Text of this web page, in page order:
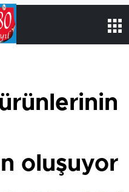
oluşuyor